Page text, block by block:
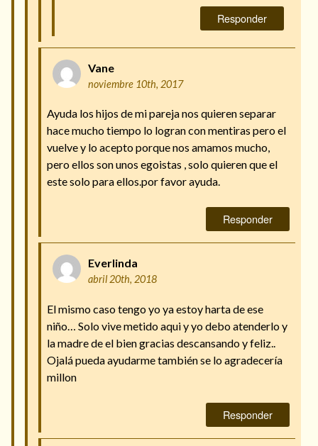
Responder
Vane
noviembre 10th, 2017
Ayuda los hijos de mi pareja nos quieren separar
hace mucho tiempo lo logran con mentiras pero el
vuelve y lo acepto porque nos amamos mucho,
pero ellos son unos egoistas , solo quieren que el
este solo para ellos.por favor ayuda.
Responder
Everlinda
abril 20th, 2018
El mismo caso tengo yo ya estoy harta de ese
niño… Solo vive metido aqui y yo debo atenderlo y
la madre de el bien gracias descansando y feliz..
Ojalá pueda ayudarme también se lo agradecería
millon
Responder